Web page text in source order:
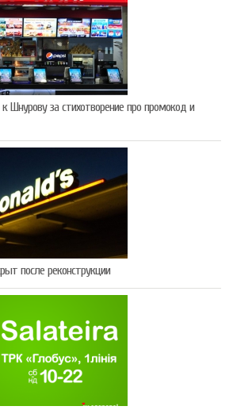
к Шнурову за стихотворение про промокод и
после реконструкции